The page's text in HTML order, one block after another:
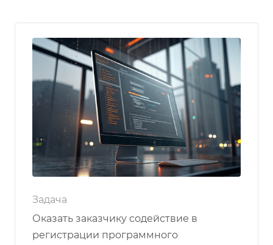
Задача
Оказать заказчику содействие в
регистрации программного